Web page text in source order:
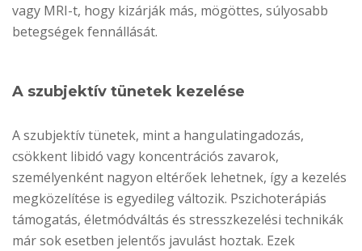
vagy MRI-t, hogy kizárják más, mögöttes, súlyosabb
betegségek fennállását.
A szubjektív tünetek kezelése
A szubjektív tünetek, mint a hangulatingadozás,
csökkent libidó vagy koncentrációs zavarok,
személyenként nagyon eltérőek lehetnek, így a kezelés
megközelítése is egyedileg változik. Pszichoterápiás
támogatás, életmódváltás és stresszkezelési technikák
már sok esetben jelentős javulást hoztak. Ezek